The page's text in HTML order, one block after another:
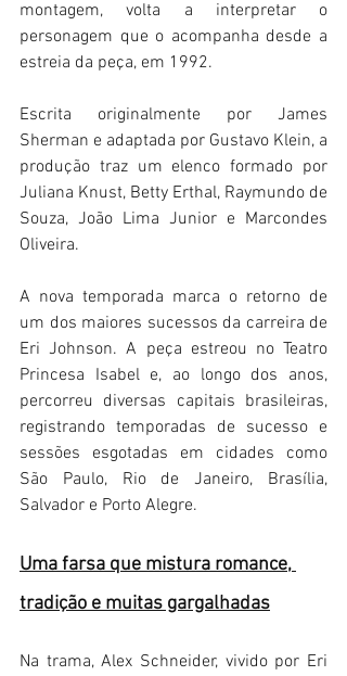
montagem, volta a interpretar o
personagem que o acompanha desde a
estreia da peça, em 1992.
Escrita originalmente por James
Sherman e adaptada por Gustavo Klein, a
produção traz um elenco formado por
Juliana Knust, Betty Erthal, Raymundo de
Souza, João Lima Junior e Marcondes
Oliveira.
A nova temporada marca o retorno de
um dos maiores sucessos da carreira de
Eri Johnson. A peça estreou no Teatro
Princesa Isabel e, ao longo dos anos,
percorreu diversas capitais brasileiras,
registrando temporadas de sucesso e
sessões esgotadas em cidades como
São Paulo, Rio de Janeiro, Brasília,
Salvador e Porto Alegre.
Uma farsa que mistura romance,
tradição e muitas gargalhadas
Na trama, Alex Schneider, vivido por Eri